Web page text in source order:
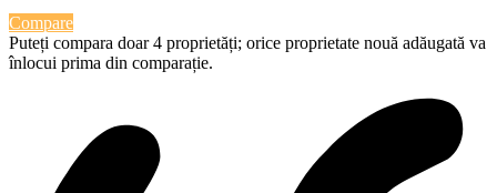
Compare
Puteți compara doar 4 proprietăți; orice proprietate nouă adăugată va
înlocui prima din comparație.